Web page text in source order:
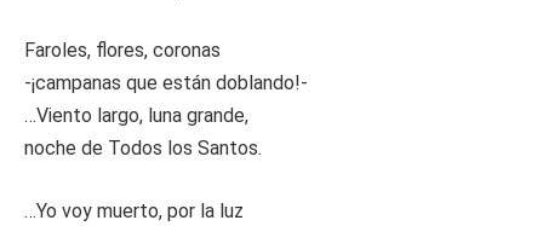
Faroles, flores, coronas
-¡campanas que están doblando!-
…Viento largo, luna grande,
noche de Todos los Santos.
…Yo voy muerto, por la luz